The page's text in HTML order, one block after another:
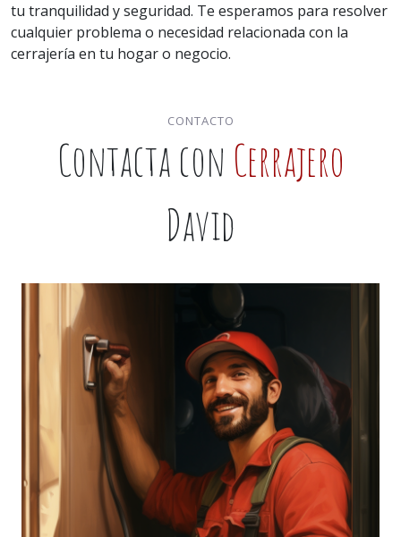
tu tranquilidad y seguridad. Te esperamos para resolver
cualquier problema o necesidad relacionada con la
cerrajería en tu hogar o negocio.
CONTACTO
Contacta con Cerrajero
David